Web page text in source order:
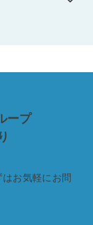
ープ
お気軽にお問